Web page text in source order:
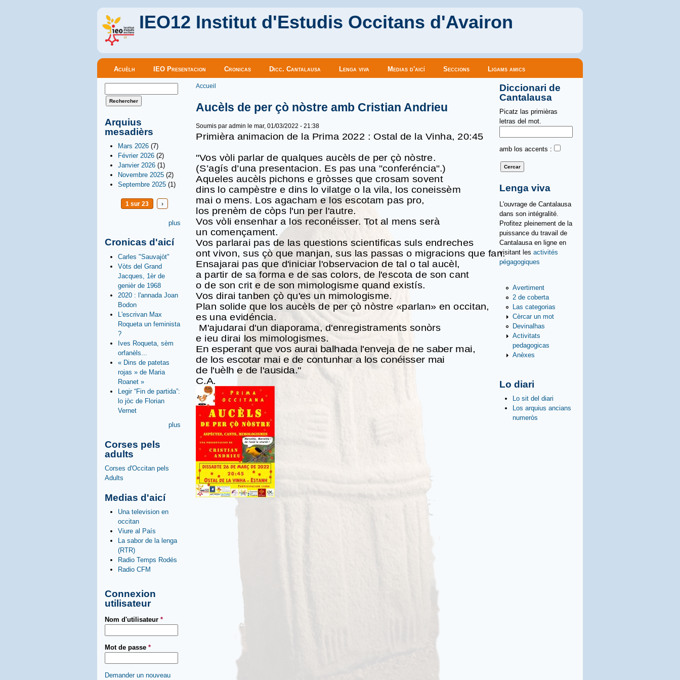
IEO12 Institut d'Estudis Occitans d'Avairon
Menu principal
Acuèlh IEO Presentacion Cronicas Dicc. Cantalausa Lenga viva Medias d'aicí Seccions Ligams amics
Formulaire de recherche
Arquius
mesadièrs
Mars 2026 (7)
Février 2026 (2)
Janvier 2026 (1)
Novembre 2025 (2)
Septembre 2025 (1)
1 sur 23 ›
plus
Cronicas d'aicí
Carles "Sauvajòt"
Vòts del Grand
Jacques, 1èr de
genièr de 1968
2020 : l'annada Joan
Bodon
L'escrivan Max
Roqueta un feminista
?
Ives Roqueta, sèm
orfanèls...
« Dins de patetas
rojas » de Maria
Roanet »
Legir “Fin de partida”:
lo jòc de Florian
Vernet
plus
Corses pels
adults
Corses d'Occitan pels
Adults
Medias d'aicí
Una television en
occitan
Viure al País
La sabor de la lenga
(RTR)
Radio Temps Rodés
Radio CFM
Connexion
utilisateur
Nom d'utilisateur *
Mot de passe *
Demander un nouveau
Vous êtes ici
Accueil
Aucèls de per çò nòstre amb Cristian Andrieu
Soumis par admin le mar, 01/03/2022 - 21:38
Primièra animacion de la Prima 2022 : Ostal de la Vinha, 20:45
"Vos vòli parlar de qualques aucèls de per çò nòstre.
(S’agís d’una presentacion. Es pas una "conferéncia".)
Aqueles aucèls pichons e gròsses que crosam sovent
dins lo campèstre e dins lo vilatge o la vila, los coneissèm
mai o mens. Los agacham e los escotam pas pro,
los prenèm de còps l'un per l'autre.
Vos vòli ensenhar a los reconéisser. Tot al mens serà
un començament.
Vos parlarai pas de las questions scientificas suls endreches
ont vivon, sus çò que manjan, sus las passas o migracions que fan.
Ensajarai pas que d'iniciar l'observacion de tal o tal aucèl,
a partir de sa forma e de sas colors, de l'escota de son cant
o de son crit e de son mimologisme quand existís.
Vos dirai tanben çò qu'es un mimologisme.
Plan solide que los aucèls de per çò nòstre «parlan» en occitan,
es una evidéncia.
M'ajudarai d'un diaporama, d'enregistraments sonòrs
e ieu dirai los mimologismes.
En esperant que vos aurai balhada l'enveja de ne saber mai,
de los escotar mai e de contunhar a los conéisser mai
de l'uèlh e de l'ausida."
C.A.
Diccionari de
Cantalausa
Picatz las primièras
letras del mot.
amb los accents :
Lenga viva
L'ouvrage de Cantalausa
dans son intégralité.
Profitez pleinement de la
puissance du travail de
Cantalausa en ligne en
visitant les activités
pégagogiques
Avertiment
2 de coberta
Las categorias
Cèrcar un mot
Devinalhas
Activitats
pedagogicas
Anèxes
Lo diari
Lo sit del diari
Los arquius ancians
numeròs